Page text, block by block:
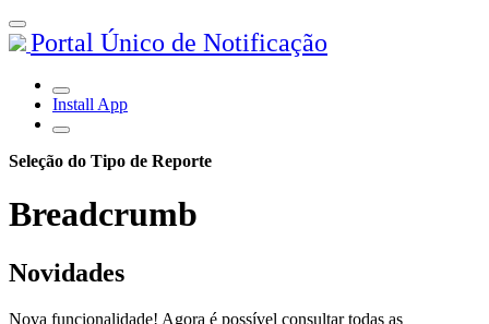
Portal Único de Notificação
Install App
Seleção do Tipo de Reporte
Breadcrumb
Novidades
Nova funcionalidade! Agora é possível consultar todas as